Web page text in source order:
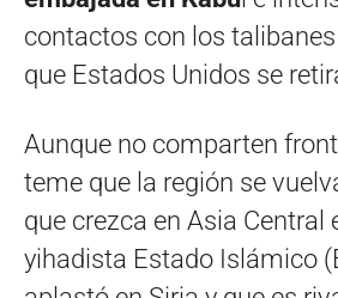
contactos con los
que Estados Unidos se
Aunque no comparten
teme que la región se
que crezca en Asia Central
yihadista Estado Islámico